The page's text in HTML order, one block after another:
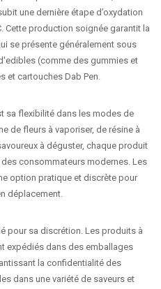
une dernière étape d’oxydation
Cette production soignée garantit la
se présente généralement sous
(comme des gummies et
et cartouches Dab Pen.
sa flexibilité dans les modes de
de fleurs à vaporiser, de résine à
à déguster, chaque produit
consommateurs modernes. Les
option pratique et discrète pour
déplacement.
pour sa discrétion. Les produits à
expédiés dans des emballages
la confidentialité des
dans une variété de saveurs et